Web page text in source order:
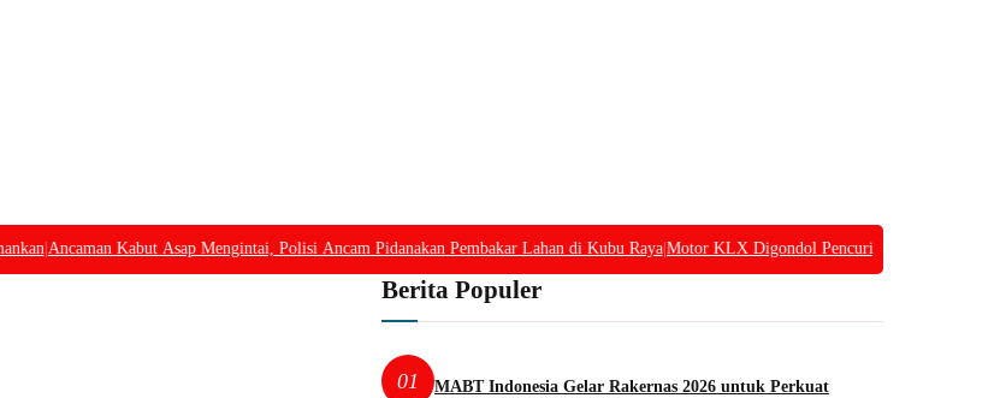
|Ancaman Kabut Asap Mengintai, Polisi Ancam Pidanakan Pembakar Lahan di Kubu Raya|Motor KLX Digondol Pencuri, Polisi Tangkap
Berita Populer
01
MABT Indonesia Gelar Rakernas 2026 untuk Perkuat